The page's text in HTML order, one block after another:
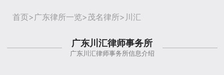
首页> 广东律所一览>茂名律所>川汇
广东川汇律师事务所
广东川汇律师事务所信息介绍